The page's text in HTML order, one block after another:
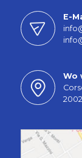
E-
Wo